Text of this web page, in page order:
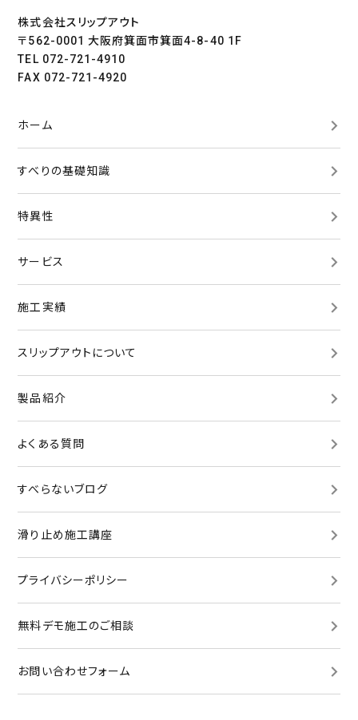
株式会社スリップアウト
〒562-0001 大阪府箕面市箕面4-8-40 1F
TEL 072-721-4910
FAX 072-721-4920
ホーム
すべりの基礎知識
特異性
サービス
施工実績
スリップアウトについて
製品紹介
よくある質問
すべらないブログ
滑り止め施工講座
プライバシーポリシー
無料デモ施工のご相談
お問い合わせフォーム